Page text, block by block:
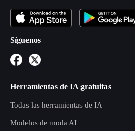
Síguenos
Herramientas de IA gratuitas
Todas las herramientas de IA
Modelos de moda AI